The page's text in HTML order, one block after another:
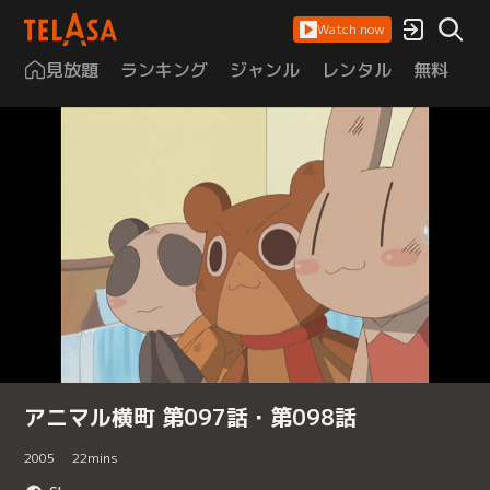
Watch now
見放題 ランキング ジャンル レンタル 無料
アニマル横町 第097話・第098話
2005 22mins